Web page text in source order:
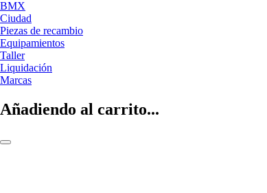
BMX
Ciudad
Piezas de recambio
Equipamientos
Taller
Liquidación
Marcas
Añadiendo al carrito...